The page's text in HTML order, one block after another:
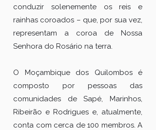
conduzir solenemente os reis e
rainhas coroados – que, por sua vez,
representam a coroa de Nossa
Senhora do Rosário na terra.
O Moçambique dos Quilombos é
composto por pessoas das
comunidades de Sapé, Marinhos,
Ribeirão e Rodrigues e, atualmente,
conta com cerca de 100 membros. A